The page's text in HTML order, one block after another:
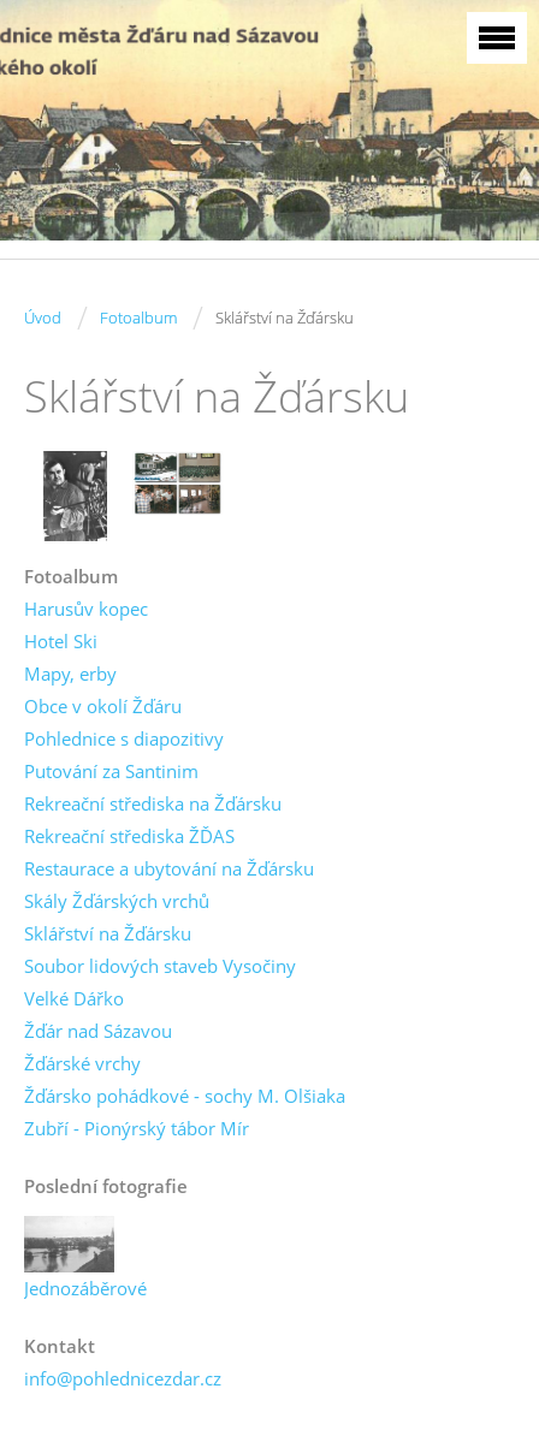
Úvod / Fotoalbum / Sklářství na Žďársku
Sklářství na Žďársku
Fotoalbum
Harusův kopec
Hotel Ski
Mapy, erby
Obce v okolí Žďáru
Pohlednice s diapozitivy
Putování za Santinim
Rekreační střediska na Žďársku
Rekreační střediska ŽĎAS
Restaurace a ubytování na Žďársku
Skály Žďárských vrchů
Sklářství na Žďársku
Soubor lidových staveb Vysočiny
Velké Dářko
Žďár nad Sázavou
Žďárské vrchy
Žďársko pohádkové - sochy M. Olšiaka
Zubří - Pionýrský tábor Mír
Poslední fotografie
Jednozáběrové
Kontakt
info@pohlednicezdar.cz